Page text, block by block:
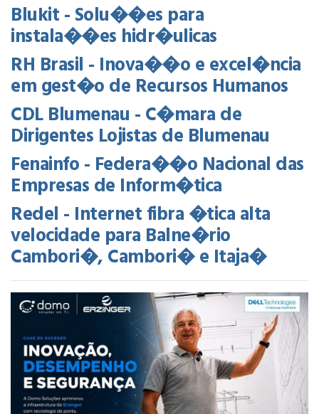
Blukit - Solu��es para
instala��es hidr�ulicas
RH Brasil - Inova��o e excel�ncia
em gest�o de Recursos Humanos
CDL Blumenau - C�mara de
Dirigentes Lojistas de Blumenau
Fenainfo - Federa��o Nacional das
Empresas de Inform�tica
Redel - Internet fibra �tica alta
velocidade para Balne�rio
Cambori�, Cambori� e Itaja�